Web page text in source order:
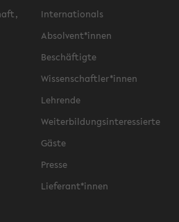
Internationals
Absolvent*innen
Beschäftigte
Wissenschaftler*innen
Lehrende
Weiterbildungsinteressierte
Gäste
Presse
Lieferant*innen